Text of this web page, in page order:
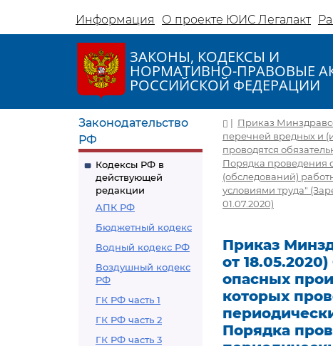
Информация О проекте ЮИС Легалакт
ЗАКОНЫ, КОДЕКСЫ И
НОРМАТИВНО-ПРАВОВЫЕ
РОССИЙСКОЙ ФЕДЕРАЦИИ
Законодательство
РФ
Кодексы РФ в
действующей
редакции
АПК РФ
Бюджетный кодекс
Водный кодекс РФ
Воздушный кодекс
РФ
ГК РФ часть 1
ГК РФ часть 2
ГК РФ часть 3
| Приказ
перечней вредных и
проводятся
Порядка проведения
(обследований)
условиями труда"
01.07.2020)
Приказ
от
опасных
которых
Порядка